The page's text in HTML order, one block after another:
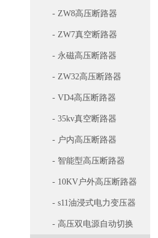
- ZW8高压断路器
- ZW7真空断路器
- 永磁高压断路器
- ZW32高压断路器
- VD4高压断路器
- 35kv真空断路器
- 户内高压断路器
- 智能型高压断路器
- 10KV户外高压断路器
- s11油浸式电力变压器
- 高压双电源自动切换